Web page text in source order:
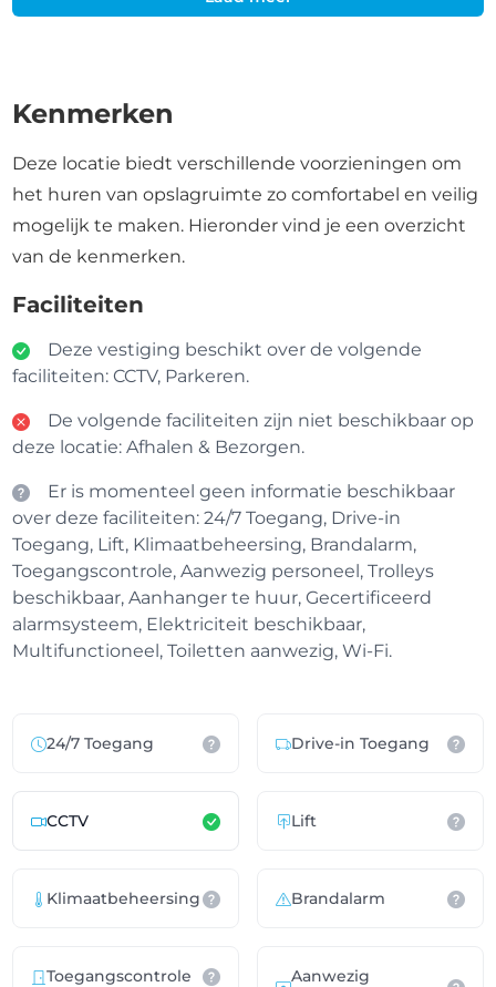
Kenmerken
Deze locatie biedt verschillende voorzieningen om
het huren van opslagruimte zo comfortabel en veilig
mogelijk te maken. Hieronder vind je een overzicht
van de kenmerken.
Faciliteiten
Deze vestiging beschikt over de volgende
faciliteiten: CCTV, Parkeren.
De volgende faciliteiten zijn niet beschikbaar op
deze locatie: Afhalen & Bezorgen.
Er is momenteel geen informatie beschikbaar
over deze faciliteiten: 24/7 Toegang, Drive-in
Toegang, Lift, Klimaatbeheersing, Brandalarm,
Toegangscontrole, Aanwezig personeel, Trolleys
beschikbaar, Aanhanger te huur, Gecertificeerd
alarmsysteem, Elektriciteit beschikbaar,
Multifunctioneel, Toiletten aanwezig, Wi-Fi.
24/7 Toegang Drive-in Toegang
CCTV Lift
Klimaatbeheersing Brandalarm
Toegangscontrole
Aanwezig